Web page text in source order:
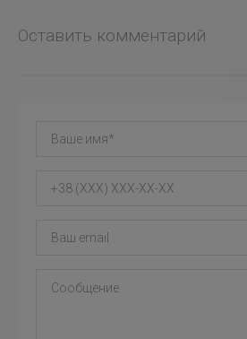
Оставить комментарий